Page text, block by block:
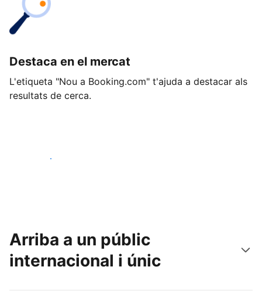
Destaca en el mercat
L'etiqueta "Nou a Booking.com" t'ajuda a destacar als
resultats de cerca.
Comença avui
Arriba a un públic
internacional i únic